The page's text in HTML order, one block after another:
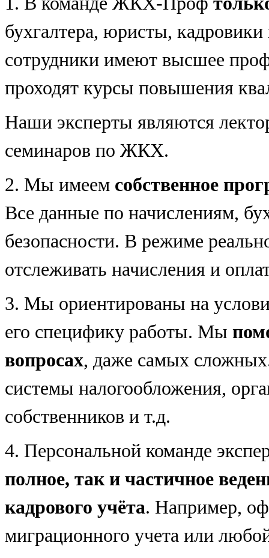
бухгалтера, юристы,
сотрудники имеют высшее
проходят курсы повышения
Наши эксперты являются
семинаров по ЖКХ.
2. Мы имеем собственное
Все данные по начислениям,
безопасности. В режиме
отслеживать начисления и
3. Мы ориентированы на
его специфику работы. Мы
вопросах, даже самых
системы налогообложения,
собственников и т.д.
4. Персональной команде
полное, так и частичное
кадрового учёта. Например,
миграционного учета или